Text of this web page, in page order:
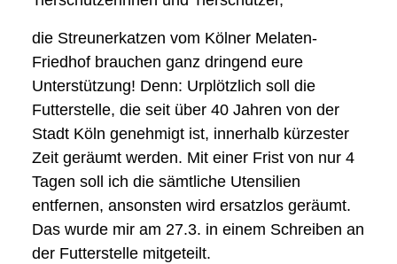
die Streunerkatzen vom Kölner Melaten-
Friedhof brauchen ganz dringend eure
Unterstützung! Denn: Urplötzlich soll die
Futterstelle, die seit über 40 Jahren von der
Stadt Köln genehmigt ist, innerhalb kürzester
Zeit geräumt werden. Mit einer Frist von nur 4
Tagen soll ich die sämtliche Utensilien
entfernen, ansonsten wird ersatzlos geräumt.
Das wurde mir am 27.3. in einem Schreiben an
der Futterstelle mitgeteilt.